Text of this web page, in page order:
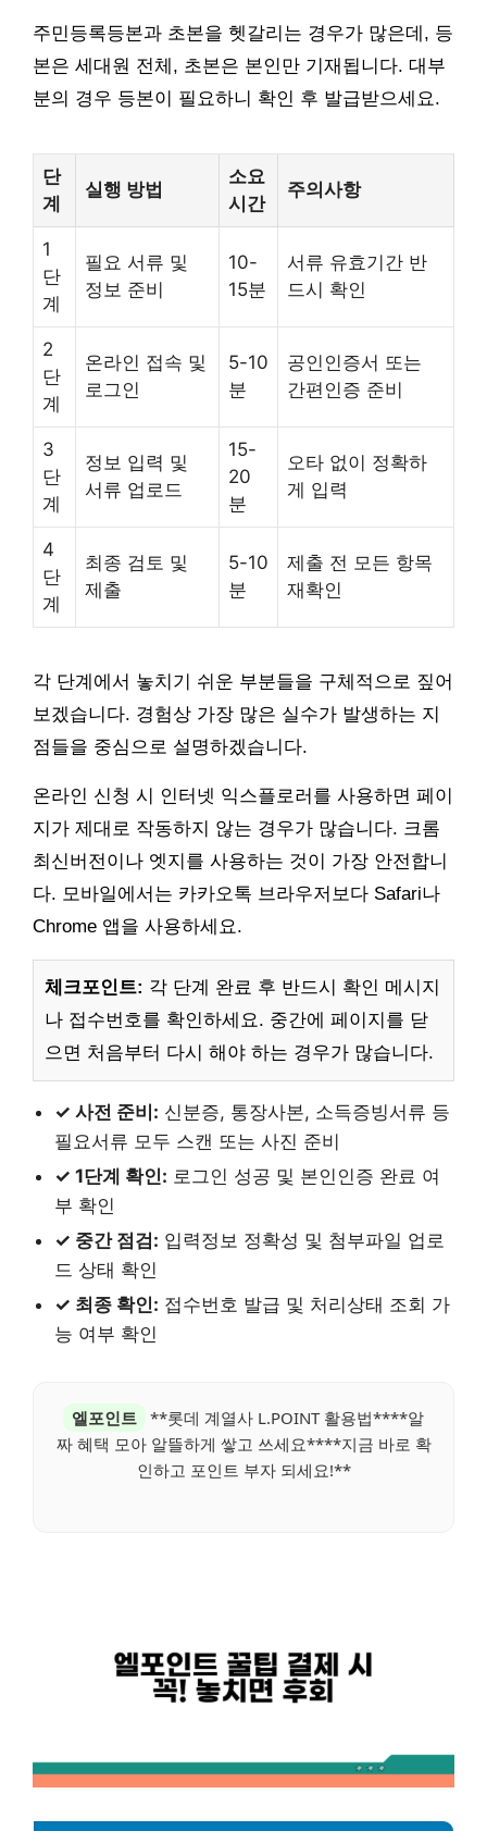
주민등록등본과 초본을 헷갈리는 경우가 많은데, 등
본은 세대원 전체, 초본은 본인만 기재됩니다. 대부
분의 경우 등본이 필요하니 확인 후 발급받으세요.
단
계
실행 방법
소요
시간
주의사항
1
단
계
필요 서류 및
정보 준비
10-
15분
서류 유효기간 반
드시 확인
2
단
계
온라인 접속 및
로그인
5-10
분
공인인증서 또는
간편인증 준비
3
단
계
정보 입력 및
서류 업로드
15-
20
분
오타 없이 정확하
게 입력
4
단
계
최종 검토 및
제출
5-10
분
제출 전 모든 항목
재확인
각 단계에서 놓치기 쉬운 부분들을 구체적으로 짚어
보겠습니다. 경험상 가장 많은 실수가 발생하는 지
점들을 중심으로 설명하겠습니다.
온라인 신청 시 인터넷 익스플로러를 사용하면 페이
지가 제대로 작동하지 않는 경우가 많습니다. 크롬
최신버전이나 엣지를 사용하는 것이 가장 안전합니
다. 모바일에서는 카카오톡 브라우저보다 Safari나
Chrome 앱을 사용하세요.
체크포인트: 각 단계 완료 후 반드시 확인 메시지
나 접수번호를 확인하세요. 중간에 페이지를 닫
으면 처음부터 다시 해야 하는 경우가 많습니다.
✓ 사전 준비: 신분증, 통장사본, 소득증빙서류 등
필요서류 모두 스캔 또는 사진 준비
✓ 1단계 확인: 로그인 성공 및 본인인증 완료 여
부 확인
✓ 중간 점검: 입력정보 정확성 및 첨부파일 업로
드 상태 확인
✓ 최종 확인: 접수번호 발급 및 처리상태 조회 가
능 여부 확인
엘포인트 **롯데 계열사 L.POINT 활용법****알
짜 혜택 모아 알뜰하게 쌓고 쓰세요****지금 바로 확
인하고 포인트 부자 되세요!**